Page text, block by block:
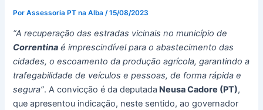
PorAssessoria PT na Alba/15/08/2023
“A recuperação das estradas vicinais no município de
Correntina é imprescindível para o abastecimento das
cidades, o escoamento da produção agrícola, garantindo a
trafegabilidade de veículos e pessoas, de forma rápida e
segura”. A convicção é da deputada Neusa Cadore (PT),
que apresentou indicação, neste sentido, ao governador